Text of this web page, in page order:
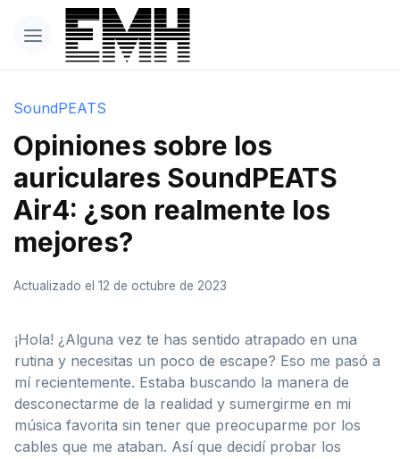
SoundPEATS
Opiniones sobre los
auriculares SoundPEATS
Air4: ¿son realmente los
mejores?
Actualizado el 12 de octubre de 2023
¡Hola! ¿Alguna vez te has sentido atrapado en una
rutina y necesitas un poco de escape? Eso me pasó a
mí recientemente. Estaba buscando la manera de
desconectarme de la realidad y sumergirme en mi
música favorita sin tener que preocuparme por los
cables que me ataban. Así que decidí probar los